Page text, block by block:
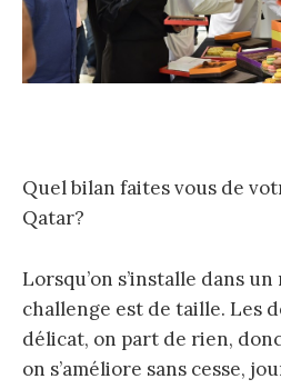
Quel bilan faites vous de
Qatar?
Lorsqu’on s’installe dans
challenge est de taille. Les
délicat, on part de rien,
on s’améliore sans cesse,